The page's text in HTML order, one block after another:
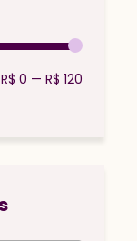
R$ 0 — R$ 120